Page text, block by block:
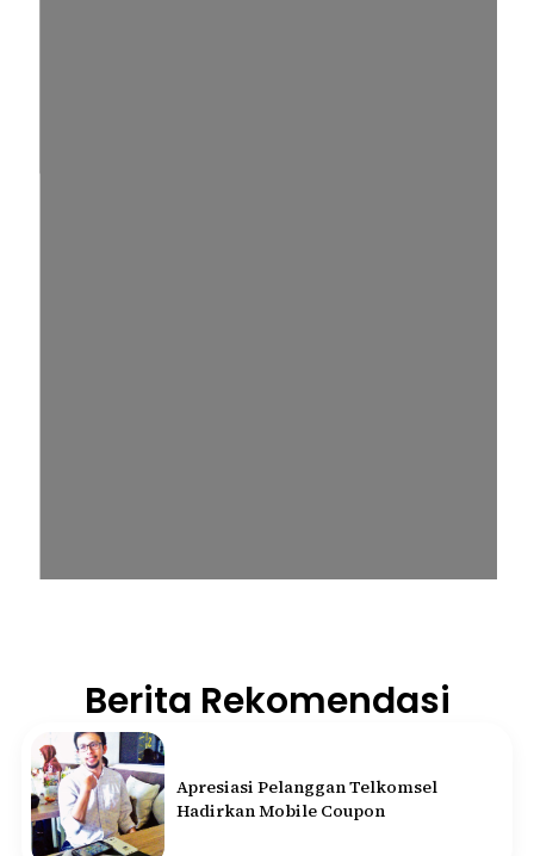
Berita Rekomendasi
Apresiasi Pelanggan Telkomsel
Hadirkan Mobile Coupon